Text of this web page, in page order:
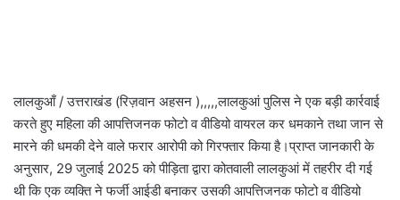
लालकुआँ / उत्तराखंड (रिज़वान अहसन ),,,,,लालकुआं पुलिस ने एक बड़ी कार्रवाई
करते हुए महिला की आपत्तिजनक फोटो व वीडियो वायरल कर धमकाने तथा जान से
मारने की धमकी देने वाले फरार आरोपी को गिरफ्तार किया है।प्राप्त जानकारी के
अनुसार, 29 जुलाई 2025 को पीड़िता द्वारा कोतवाली लालकुआं में तहरीर दी गई
थी कि एक व्यक्ति ने फर्जी आईडी बनाकर उसकी आपत्तिजनक फोटो व वीडियो